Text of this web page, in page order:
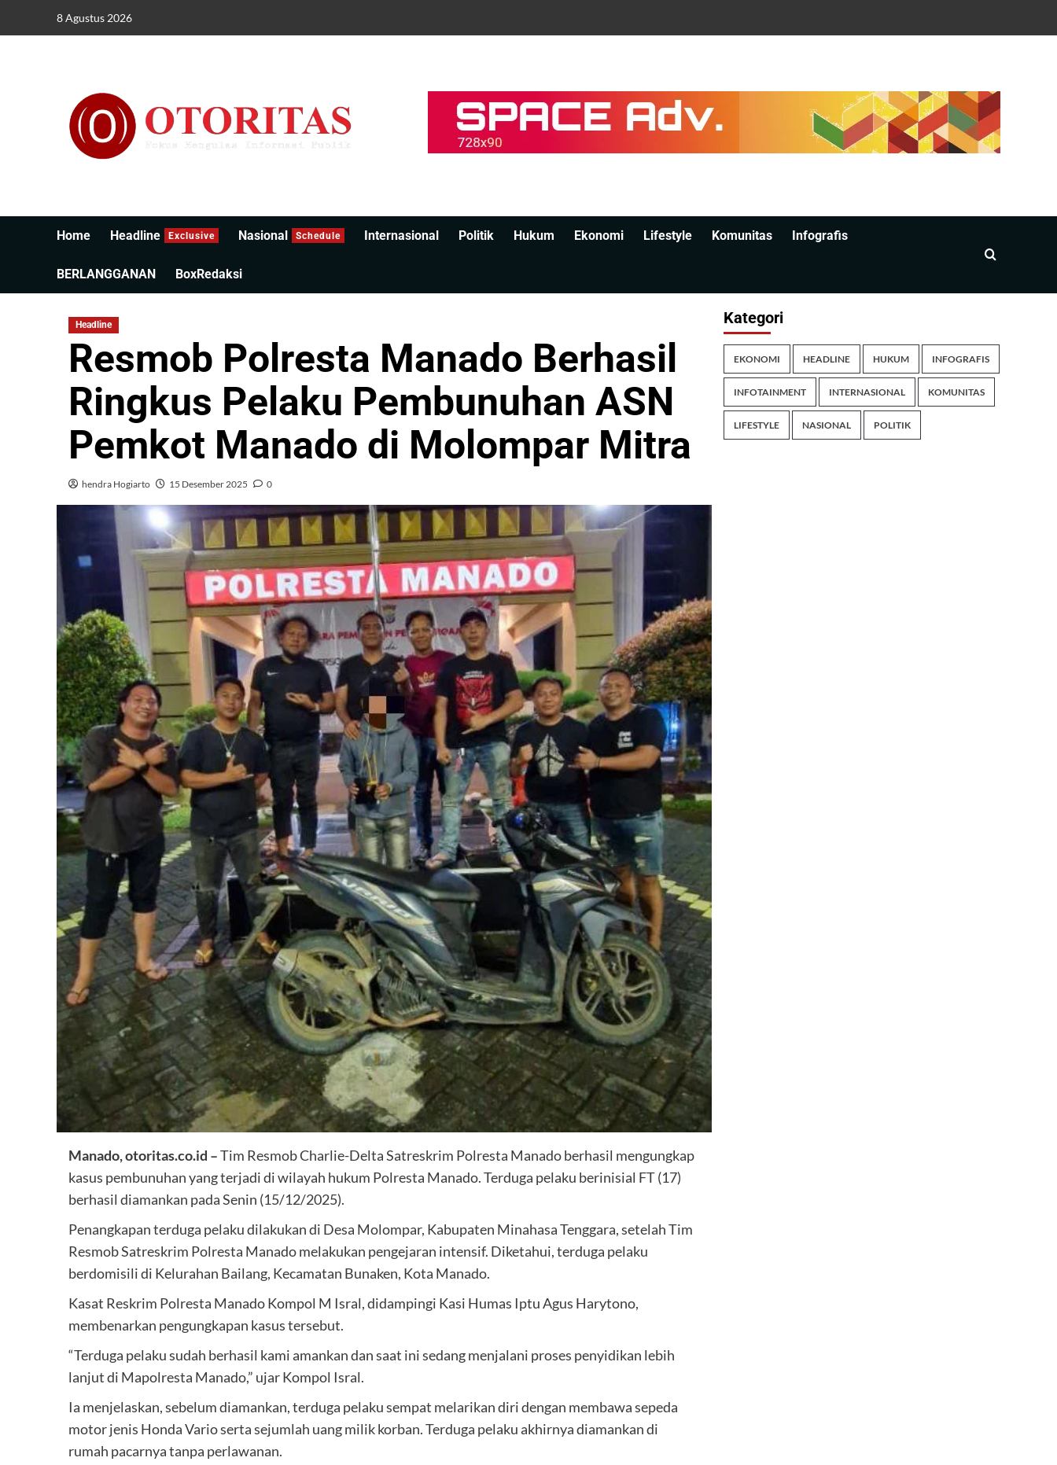
8 Agustus 2026
Home Headline Exclusive Nasional Schedule Internasional Politik Hukum Ekonomi Lifestyle Komunitas Infografis
BERLANGGANAN BoxRedaksi
Headline
Resmob Polresta Manado Berhasil
Ringkus Pelaku Pembunuhan ASN
Pemkot Manado di Molompar Mitra
hendra Hogiarto 15 Desember 2025 0
Manado, otoritas.co.id –Tim Resmob Charlie-Delta Satreskrim Polresta Manado berhasil mengungkap
kasus pembunuhan yang terjadi di wilayah hukum Polresta Manado. Terduga pelaku berinisial FT (17)
berhasil diamankan pada Senin (15/12/2025).
Penangkapan terduga pelaku dilakukan di Desa Molompar, Kabupaten Minahasa Tenggara, setelah Tim
Resmob Satreskrim Polresta Manado melakukan pengejaran intensif. Diketahui, terduga pelaku
berdomisili di Kelurahan Bailang, Kecamatan Bunaken, Kota Manado.
Kasat Reskrim Polresta Manado Kompol M Isral, didampingi Kasi Humas Iptu Agus Harytono,
membenarkan pengungkapan kasus tersebut.
“Terduga pelaku sudah berhasil kami amankan dan saat ini sedang menjalani proses penyidikan lebih
lanjut di Mapolresta Manado,” ujar Kompol Isral.
Ia menjelaskan, sebelum diamankan, terduga pelaku sempat melarikan diri dengan membawa sepeda
motor jenis Honda Vario serta sejumlah uang milik korban. Terduga pelaku akhirnya diamankan di
rumah pacarnya tanpa perlawanan.
Kategori
EKONOMI HEADLINE HUKUM INFOGRAFIS
INFOTAINMENT INTERNASIONAL KOMUNITAS
LIFESTYLE NASIONAL POLITIK